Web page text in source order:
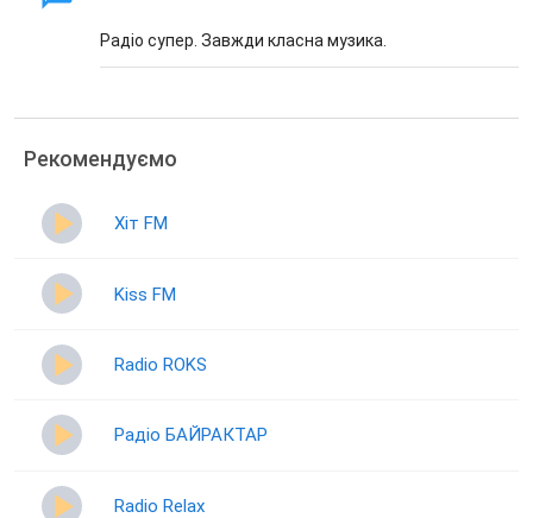
Радіо супер. Завжди класна музика.
Рекомендуємо
Хіт FM
Kiss FM
Radio ROKS
Радіо БАЙРАКТАР
Radio Relax